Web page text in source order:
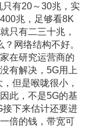
有20～30兆，实
兆，足够看8K
只有二三十兆，
网络结构不好。
在研究运营商的
有解决，5G用上
但是喉咙很小，
此，不是5G的基
下来估计还要进
倍的钱，带宽可